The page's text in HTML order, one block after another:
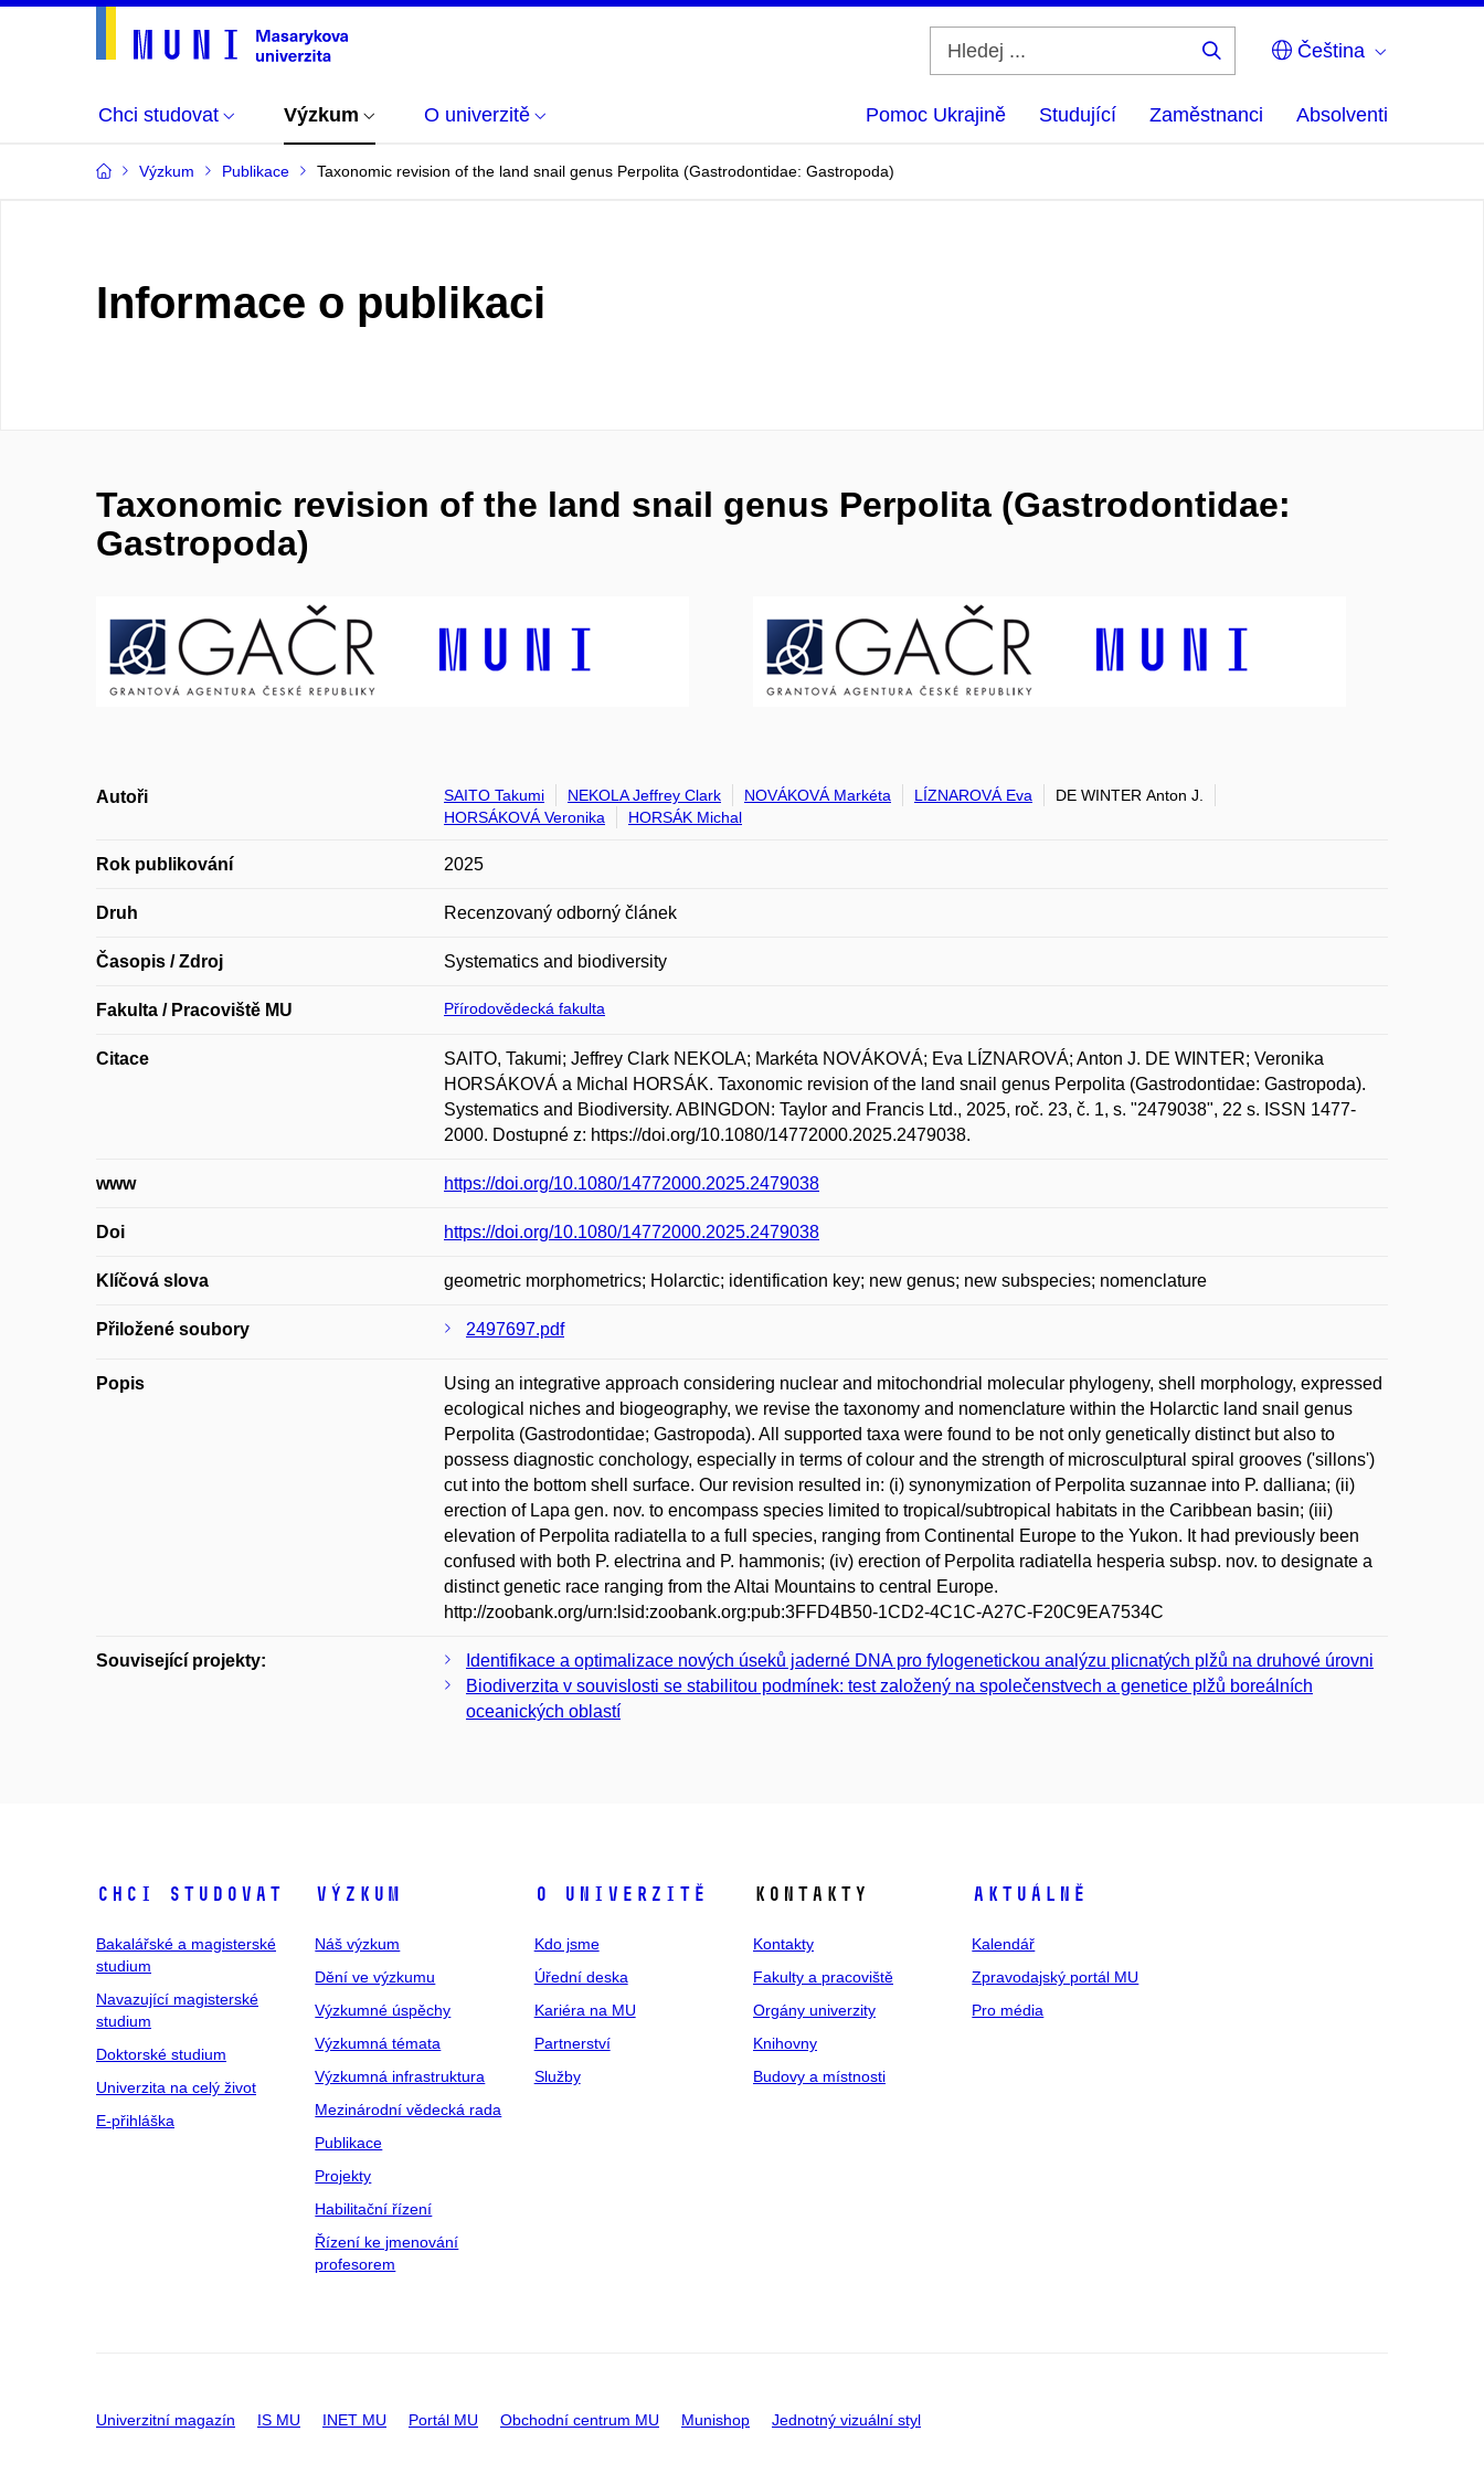
Čeština
Chci studovat Výzkum O univerzitě Pomoc Ukrajině Studující Zaměstnanci Absolventi
Výzkum Publikace Taxonomic revision of the land snail genus Perpolita (Gastrodontidae: Gastropoda)
Informace o publikaci
Taxonomic revision of the land snail genus Perpolita (Gastrodontidae:
Gastropoda)
Autoři SAITO Takumi NEKOLA Jeffrey Clark NOVÁKOVÁ Markéta LÍZNAROVÁ Eva
DE WINTER Anton J.
HORSÁKOVÁ Veronika
HORSÁK Michal
Rok publikování 2025
Druh Recenzovaný odborný článek
Časopis / Zdroj Systematics and biodiversity
Fakulta / Pracoviště MU Přírodovědecká fakulta
Citace
SAITO, Takumi; Jeffrey Clark NEKOLA; Markéta NOVÁKOVÁ; Eva LÍZNAROVÁ; Anton J. DE WINTER; Veronika
HORSÁKOVÁ a Michal HORSÁK. Taxonomic revision of the land snail genus Perpolita (Gastrodontidae: Gastropoda).
Systematics and Biodiversity. ABINGDON: Taylor and Francis Ltd., 2025, roč. 23, č. 1, s. "2479038", 22 s. ISSN 1477-
2000. Dostupné z: https://doi.org/10.1080/14772000.2025.2479038.
www https://doi.org/10.1080/14772000.2025.2479038
Doi https://doi.org/10.1080/14772000.2025.2479038
Klíčová slova geometric morphometrics; Holarctic; identification key; new genus; new subspecies; nomenclature
Přiložené soubory 2497697.pdf
Popis
Using an integrative approach considering nuclear and mitochondrial molecular phylogeny, shell morphology, expressed
ecological niches and biogeography, we revise the taxonomy and nomenclature within the Holarctic land snail genus
Perpolita (Gastrodontidae; Gastropoda). All supported taxa were found to be not only genetically distinct but also to
possess diagnostic conchology, especially in terms of colour and the strength of microsculptural spiral grooves ('sillons')
cut into the bottom shell surface. Our revision resulted in: (i) synonymization of Perpolita suzannae into P. dalliana; (ii)
erection of Lapa gen. nov. to encompass species limited to tropical/subtropical habitats in the Caribbean basin; (iii)
elevation of Perpolita radiatella to a full species, ranging from Continental Europe to the Yukon. It had previously been
confused with both P. electrina and P. hammonis; (iv) erection of Perpolita radiatella hesperia subsp. nov. to designate a
distinct genetic race ranging from the Altai Mountains to central Europe.
http://zoobank.org/urn:lsid:zoobank.org:pub:3FFD4B50-1CD2-4C1C-A27C-F20C9EA7534C
Související projekty:
Identifikace a optimalizace nových úseků jaderné DNA pro fylogenetickou analýzu plicnatých plžů na druhové úrovni
Biodiverzita v souvislosti se stabilitou podmínek: test založený na společenstvech a genetice plžů boreálních
oceanických oblastí
Chci studovat
Bakalářské a magisterské
studium
Navazující magisterské
studium
Doktorské studium
Univerzita na celý život
E-přihláška
Výzkum
Náš výzkum
Dění ve výzkumu
Výzkumné úspěchy
Výzkumná témata
Výzkumná infrastruktura
Mezinárodní vědecká rada
Publikace
Projekty
Habilitační řízení
Řízení ke jmenování
profesorem
O univerzitě
Kdo jsme
Úřední deska
Kariéra na MU
Partnerství
Služby
Kontakty
Kontakty
Fakulty a pracoviště
Orgány univerzity
Knihovny
Budovy a místnosti
Aktuálně
Kalendář
Zpravodajský portál MU
Pro média
Univerzitní magazín IS MU INET MU Portál MU Obchodní centrum MU Munishop Jednotný vizuální styl